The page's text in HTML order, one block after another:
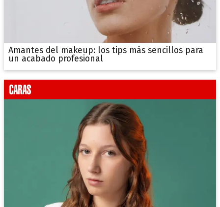
Amantes del makeup: los tips más sencillos para
un acabado profesional